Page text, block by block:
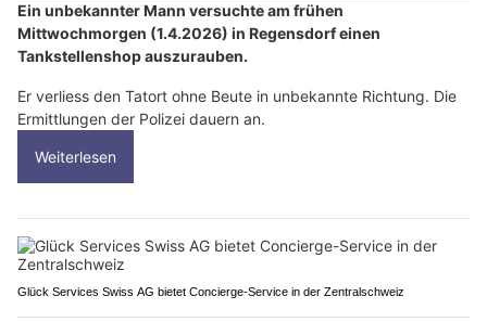
Ein unbekannter Mann versuchte am frühen
Mittwochmorgen (1.4.2026) in Regensdorf einen
Tankstellenshop auszurauben.
Er verliess den Tatort ohne Beute in unbekannte Richtung. Die
Ermittlungen der Polizei dauern an.
Weiterlesen
Glück Services Swiss AG bietet Concierge-Service in der Zentralschweiz